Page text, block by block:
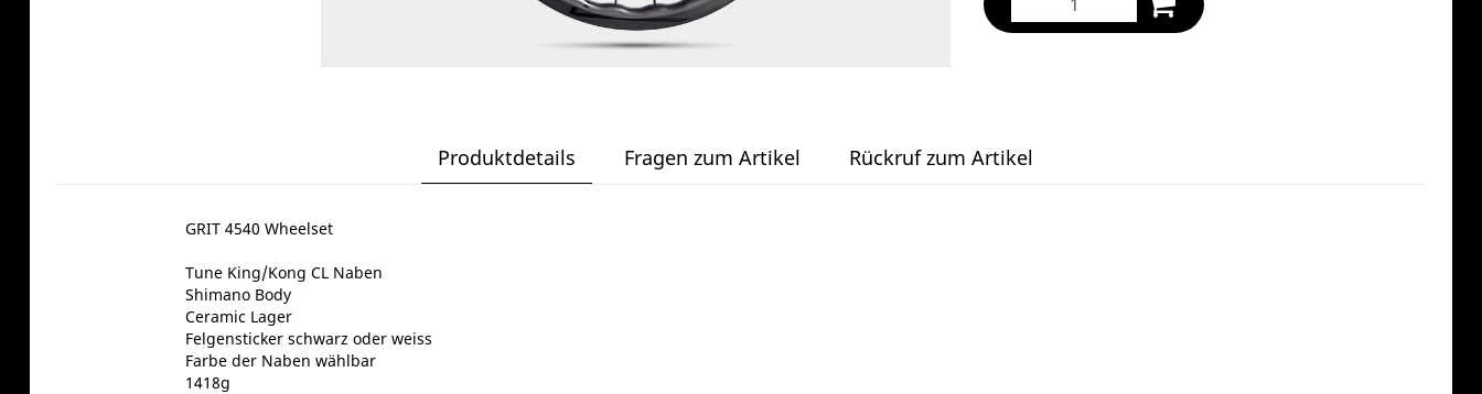
Produktdetails Fragen zum Artikel Rückruf zum Artikel
GRIT 4540 Wheelset
Tune King/Kong CL Naben
Shimano Body
Ceramic Lager
Felgensticker schwarz oder weiss
Farbe der Naben wählbar
1418g